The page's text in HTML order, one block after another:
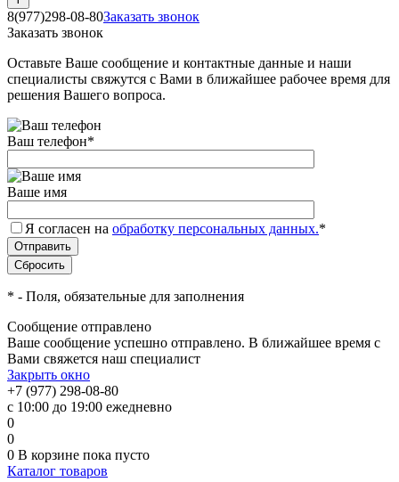
8(977)298-08-80Заказать звонок
Заказать звонок
Оставьте Ваше сообщение и контактные данные и наши
специалисты свяжутся с Вами в ближайшее рабочее время для
решения Вашего вопроса.
Ваш телефон*
Ваше имя
Я согласен на обработку персональных данных.*
* - Поля, обязательные для заполнения
Сообщение отправлено
Ваше сообщение успешно отправлено. В ближайшее время с
Вами свяжется наш специалист
Закрыть окно
+7 (977) 298-08-80
с 10:00 до 19:00 ежедневно
0
0
0 В корзине пока пусто
Каталог товаров